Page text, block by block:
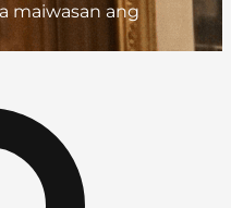
maiwasan ang